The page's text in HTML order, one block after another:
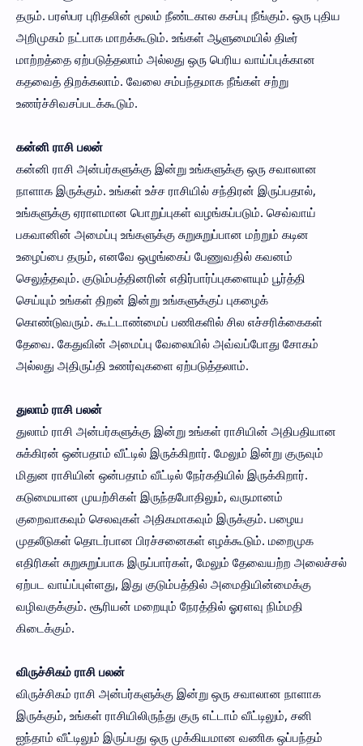
தரும். பரஸ்பர புரிதலின் மூலம் நீண்டகால கசப்பு நீங்கும். ஒரு புதிய
அறிமுகம் நட்பாக மாறக்கூடும். உங்கள் ஆளுமையில் திடீர்
மாற்றத்தை ஏற்படுத்தலாம் அல்லது ஒரு பெரிய வாய்ப்புக்கான
கதவைத் திறக்கலாம். வேலை சம்பந்தமாக நீங்கள் சற்று
உணர்ச்சிவசப்படக்கூடும்.
கன்னி ராசி பலன்
கன்னி ராசி அன்பர்களுக்கு இன்று உங்களுக்கு ஒரு சவாலான
நாளாக இருக்கும். உங்கள் உச்ச ராசியில் சந்திரன் இருப்பதால்,
உங்களுக்கு ஏராளமான பொறுப்புகள் வழங்கப்படும். செவ்வாய்
பகவானின் அமைப்பு உங்களுக்கு சுறுசுறுப்பான மற்றும் கடின
உழைப்பை தரும், எனவே ஒழுங்கைப் பேணுவதில் கவனம்
செலுத்தவும். குடும்பத்தினரின் எதிர்பார்ப்புகளையும் பூர்த்தி
செய்யும் உங்கள் திறன் இன்று உங்களுக்குப் புகழைக்
கொண்டுவரும். கூட்டாண்மைப் பணிகளில் சில எச்சரிக்கைகள்
தேவை. கேதுவின் அமைப்பு வேலையில் அவ்வப்போது சோகம்
அல்லது அதிருப்தி உணர்வுகளை ஏற்படுத்தலாம்.
துலாம் ராசி பலன்
துலாம் ராசி அன்பர்களுக்கு இன்று உங்கள் ராசியின் அதிபதியான
சுக்கிரன் ஒன்பதாம் வீட்டில் இருக்கிறார். மேலும் இன்று குருவும்
மிதுன ராசியின் ஒன்பதாம் வீட்டில் நேர்கதியில் இருக்கிறார்.
கடுமையான முயற்சிகள் இருந்தபோதிலும், வருமானம்
குறைவாகவும் செலவுகள் அதிகமாகவும் இருக்கும். பழைய
முதலீடுகள் தொடர்பான பிரச்சனைகள் எழக்கூடும். மறைமுக
எதிரிகள் சுறுசுறுப்பாக இருப்பார்கள், மேலும் தேவையற்ற அலைச்சல்
ஏற்பட வாய்ப்புள்ளது, இது குடும்பத்தில் அமைதியின்மைக்கு
வழிவகுக்கும். சூரியன் மறையும் நேரத்தில் ஓரளவு நிம்மதி
கிடைக்கும்.
விருச்சிகம் ராசி பலன்
விருச்சிகம் ராசி அன்பர்களுக்கு இன்று ஒரு சவாலான நாளாக
இருக்கும், உங்கள் ராசியிலிருந்து குரு எட்டாம் வீட்டிலும், சனி
ஐந்தாம் வீட்டிலும் இருப்பது ஒரு முக்கியமான வணிக ஒப்பந்தம்